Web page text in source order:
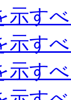
示す
示す
示す